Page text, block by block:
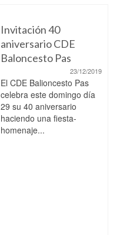
Invitación 40
aniversario CDE
Baloncesto Pas
23/12/2019
El CDE Balioncesto Pas
celebra este domingo día
29 su 40 aniversario
haciendo una fiesta-
homenaje...